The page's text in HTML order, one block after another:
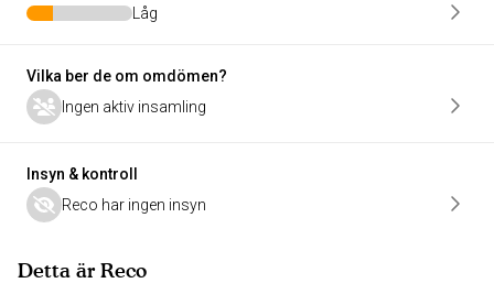
Låg
Vilka ber de om omdömen?
Ingen aktiv insamling
Insyn & kontroll
Reco har ingen insyn
Detta är Reco